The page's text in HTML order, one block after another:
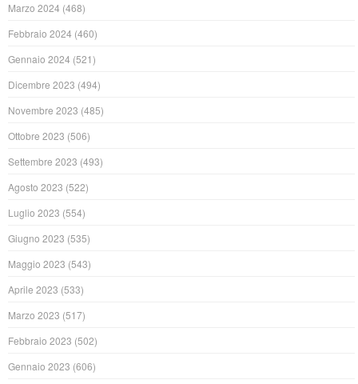
Marzo 2024 (468)
Febbraio 2024 (460)
Gennaio 2024 (521)
Dicembre 2023 (494)
Novembre 2023 (485)
Ottobre 2023 (506)
Settembre 2023 (493)
Agosto 2023 (522)
Luglio 2023 (554)
Giugno 2023 (535)
Maggio 2023 (543)
Aprile 2023 (533)
Marzo 2023 (517)
Febbraio 2023 (502)
Gennaio 2023 (606)